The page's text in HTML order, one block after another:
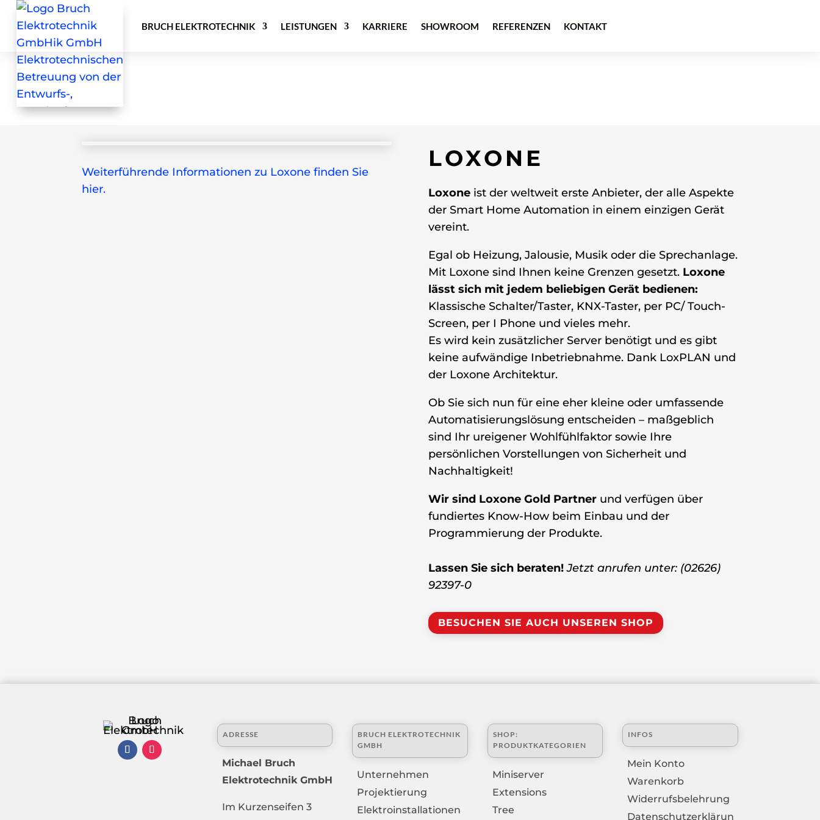
BRUCH ELEKTROTECHNIK LEISTUNGEN KARRIERE SHOWROOM REFERENZEN KONTAKT
Weiterführende Informationen zu Loxone finden Sie
hier.
LOXONE
Loxoneist der weltweit erste Anbieter, der alle Aspekte
der Smart Home Automation in einem einzigen Gerät
vereint.
Egal ob Heizung, Jalousie, Musik oder die Sprechanlage.
Mit Loxone sind Ihnen keine Grenzen gesetzt. Loxone
lässt sich mit jedem beliebigen Gerät bedienen:
Klassische Schalter/Taster, KNX-Taster, per PC/ Touch-
Screen, per I Phone und vieles mehr.
Es wird kein zusätzlicher Server benötigt und es gibt
keine aufwändige Inbetriebnahme. Dank LoxPLAN und
der Loxone Architektur.
Ob Sie sich nun für eine eher kleine oder umfassende
Automatisierungslösung entscheiden – maßgeblich
sind Ihr ureigener Wohlfühlfaktor sowie Ihre
persönlichen Vorstellungen von Sicherheit und
Nachhaltigkeit!
Wir sind Loxone Gold Partnerund verfügen über
fundiertes Know-How beim Einbau und der
Programmierung der Produkte.
Lassen Sie sich beraten!Jetzt anrufen unter: (02626)
92397-0
BESUCHEN SIE AUCH UNSEREN SHOP
ADRESSE
Michael Bruch
Elektrotechnik GmbH
Im Kurzenseifen 3
BRUCH ELEKTROTECHNIK
GMBH
Unternehmen
Projektierung
Elektroinstallationen
SHOP:
PRODUKTKATEGORIEN
Miniserver
Extensions
Tree
INFOS
Mein Konto
Warenkorb
Widerrufsbelehrung
Datenschutzerklärun